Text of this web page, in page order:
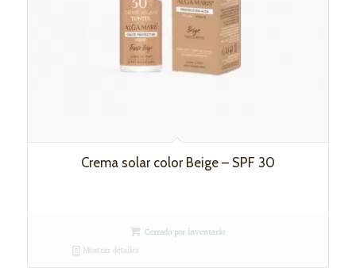
Crema solar color Beige – SPF 30
Cerrado por inventario
Mostrar detalles